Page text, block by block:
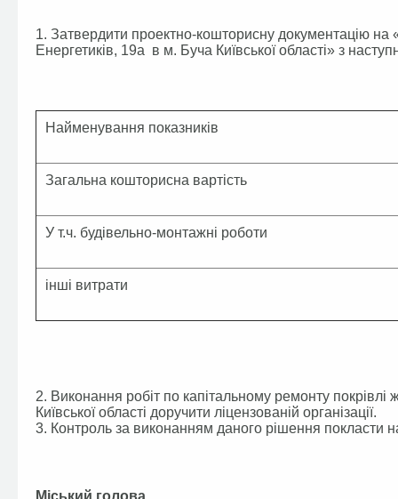
1. Затвердити проектно-кошторисну документацію на
Енергетиків, 19а в м. Буча Київської області» з
Найменування показників
Загальна кошторисна вартість
У т.ч. будівельно-монтажні роботи
інші витрати
2. Виконання робіт по капітальному ремонту
Київської області доручити ліцензованій організації.
3. Контроль за виконанням даного рішення покласти
Міський голова А.П.